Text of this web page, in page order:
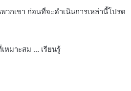
กเขา ก่อนที่จะดำเนินการเหล่านี้โปรด
หมาะสม … เรียนรู้